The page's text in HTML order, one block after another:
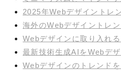
2025年Webデザイントレ
海外のWebデザイントレン
Webデザインに取り入れ
最新技術生成AIをWebデ
Webデザインのトレンド